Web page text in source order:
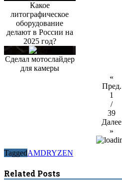
Какое
литографическое
оборудование
делают в России на
2025 год?
Сделал мотослайдер
для камеры
«
Пред.
1
/
39
Далее
»
TaggedAMDRYZEN
Related Posts